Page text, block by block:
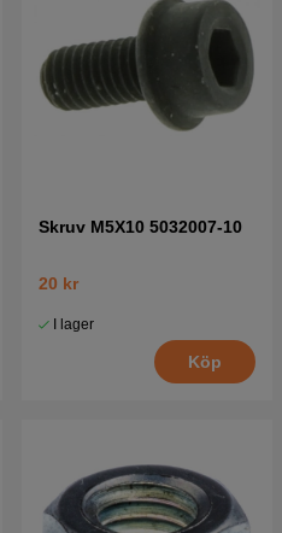
Skruv M5X10 5032007-10
20 kr
I lager
Köp